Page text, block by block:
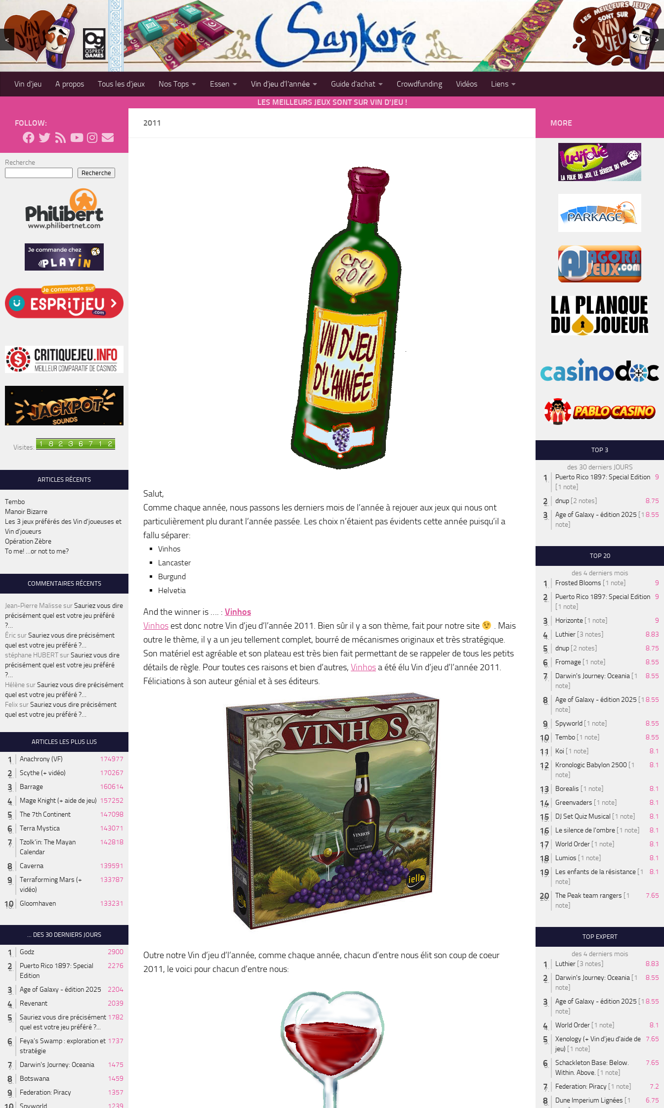
Skip to content
< >
Vin d’jeu A propos Tous les d’jeux Nos Tops Essen Vin d’jeu d’l’année Guide d’achat Crowdfunding Vidéos
Liens
LES MEILLEURS JEUX SONT SUR VIN D'JEU !
2011
Salut,
Comme chaque année, nous passons les derniers mois de l’année à rejouer aux jeux qui nous ont
particulièrement plu durant l’année passée. Les choix n’étaient pas évidents cette année puisqu’il a
fallu séparer:
Vinhos
Lancaster
Burgund
Helvetia
And the winner is …. : Vinhos
Vinhos est donc notre Vin d’jeu d’l’année 2011. Bien sûr il y a son thème, fait pour notre site
. Mais
outre le thème, il y a un jeu tellement complet, bourré de mécanismes originaux et très stratégique.
Son matériel est agréable et son plateau est très bien fait permettant de se rappeler de tous les petits
détails de règle. Pour toutes ces raisons et bien d’autres, Vinhosa été élu Vin d’jeu d’l’année 2011.
Féliciations à son auteur génial et à ses éditeurs.
Outre notre Vin d’jeu d’l’année, comme chaque année, chacun d’entre nous élit son coup de coeur
2011, le voici pour chacun d’entre nous:
FOLLOW:
Recherche
Recherche
Visites:
ARTICLES RÉCENTS
Tembo
Manoir Bizarre
Les 3 jeux préférés des Vin d’joueuses et
Vin d’joueurs
Opération Zèbre
To me! …or not to me?
COMMENTAIRES RÉCENTS
Jean-Pierre MalissesurSauriez vous dire
précisément quel est votre jeu préféré
?…
ÉricsurSauriez vous dire précisément
quel est votre jeu préféré ?…
stéphane HUBERTsurSauriez vous dire
précisément quel est votre jeu préféré
?…
HélènesurSauriez vous dire précisément
quel est votre jeu préféré ?…
FelixsurSauriez vous dire précisément
quel est votre jeu préféré ?…
ARTICLES LES PLUS LUS
Anachrony (VF)
174977
Scythe (+ vidéo)
170267
Barrage
160614
Mage Knight (+ aide de jeu) 157252
The 7th Continent
147098
Terra Mystica
143071
Tzolk'in: The Mayan
Calendar
142818
Caverna
139591
Terraforming Mars (+
vidéo)
133787
Gloomhaven 133231
... DES 30 DERNIERS JOURS
Godz
2900
Puerto Rico 1897: Special
Edition
2276
Age of Galaxy - édition 2025
2204
Revenant
2039
Sauriez vous dire précisément
quel est votre jeu préféré ?...
1782
Feya’s Swamp : exploration et
stratégie
1737
Darwin's Journey: Oceania
1475
Botswana
1459
Federation: Piracy
1357
MORE
TOP 3
des 30 derniers JOURS
Puerto Rico 1897: Special Edition
[1 note]
9
dnup [2 notes]
8.75
Age of Galaxy - édition 2025 [1
note]
8.55
TOP 20
des 4 derniers mois
Frosted Blooms [1 note]
9
Puerto Rico 1897: Special Edition
[1 note]
9
Horizonte [1 note]
9
Luthier [3 notes]
8.83
dnup [2 notes]
8.75
Fromage [1 note]
8.55
Darwin's Journey: Oceania [1
note]
8.55
Age of Galaxy - édition 2025 [1
note]
8.55
Spyworld [1 note]
8.55
Tembo [1 note]
8.55
Koi [1 note]
8.1
Kronologic Babylon 2500 [1
note]
8.1
Borealis [1 note]
8.1
Greenvaders [1 note]
8.1
DJ Set Quiz Musical [1 note]
8.1
Le silence de l'ombre [1 note]
8.1
World Order [1 note]
8.1
Lumios [1 note]
8.1
Les enfants de la résistance [1
note]
8.1
The Peak team rangers [1
note]
7.65
TOP EXPERT
des 4 derniers mois
Luthier [3 notes]
8.83
Darwin's Journey: Oceania [1
note]
8.55
Age of Galaxy - édition 2025 [1
note]
8.55
World Order [1 note]
8.1
Xenology (+ Vin d'jeu d'aide de
jeu) [1 note]
7.65
Schackleton Base: Below.
Within. Above. [1 note]
7.65
Federation: Piracy [1 note]
7.2
Dune Imperium Lignées [1
6.75